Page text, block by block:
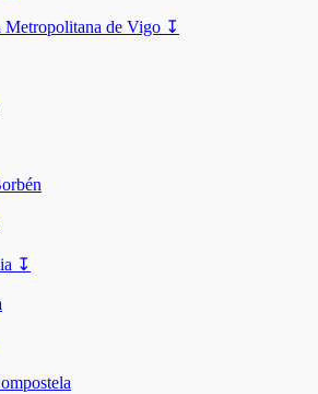
Metropolitana de Vigo ↧
↧